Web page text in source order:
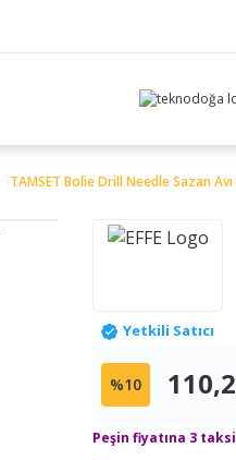
TAMSET Bolie Drill Needle Sazan
Yetkili Satıcı
%10
Peşin fiyatına 3